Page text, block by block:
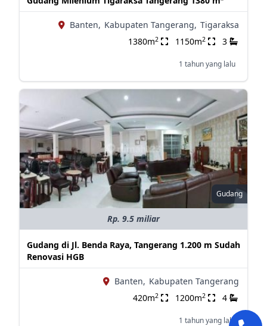
Banten, Kabupaten Tangerang, Tigaraksa
1380m2 1150m2 3
1 tahun yang lalu
Gudang
Rp. 9.5 miliar
Gudang di Jl. Benda Raya, Tangerang 1.200 m Sudah
Renovasi HGB
Banten, Kabupaten Tangerang
420m2 1200m2 4
1 tahun yang lalu